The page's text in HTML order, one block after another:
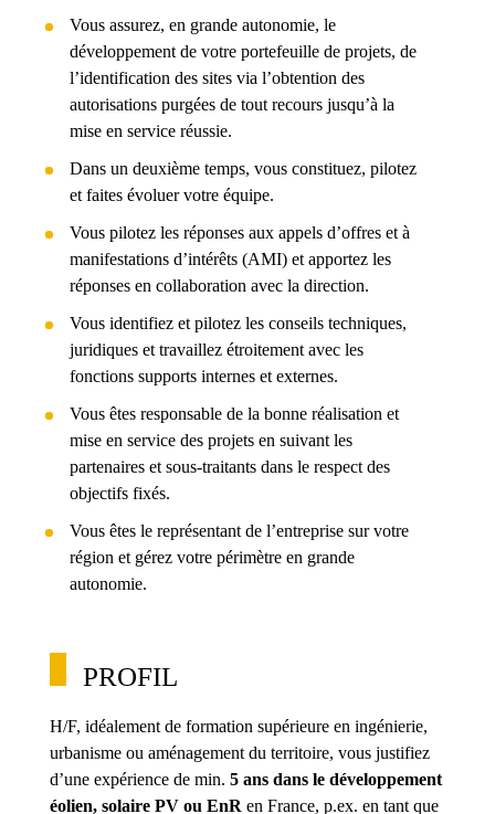
Vous assurez, en grande autonomie, le
développement de votre portefeuille de projets, de
l’identification des sites via l’obtention des
autorisations purgées de tout recours jusqu’à la
mise en service réussie.
Dans un deuxième temps, vous constituez, pilotez
et faites évoluer votre équipe.
Vous pilotez les réponses aux appels d’offres et à
manifestations d’intérêts (AMI) et apportez les
réponses en collaboration avec la direction.
Vous identifiez et pilotez les conseils techniques,
juridiques et travaillez étroitement avec les
fonctions supports internes et externes.
Vous êtes responsable de la bonne réalisation et
mise en service des projets en suivant les
partenaires et sous-traitants dans le respect des
objectifs fixés.
Vous êtes le représentant de l’entreprise sur votre
région et gérez votre périmètre en grande
autonomie.
PROFIL
H/F, idéalement de formation supérieure en ingénierie,
urbanisme ou aménagement du territoire, vous justifiez
d’une expérience de min. 5 ans dans le développement
éolien, solaire PV ou EnR en France, p.ex. en tant que